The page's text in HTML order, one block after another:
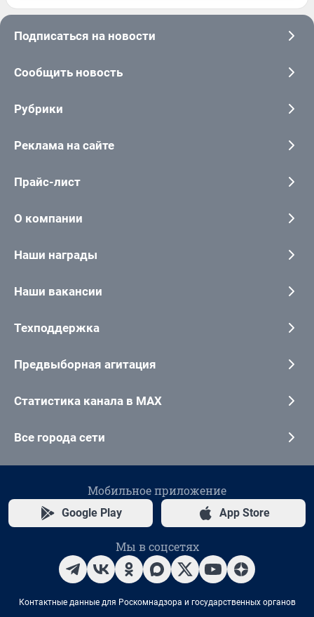
Подписаться на новости
Сообщить новость
Рубрики
Реклама на сайте
Прайс-лист
О компании
Наши награды
Наши вакансии
Техподдержка
Предвыборная агитация
Статистика канала в MAX
Все города сети
Мобильное приложение
Google Play App Store
Мы в соцсетях
Контактные данные для Роскомнадзора и государственных органов